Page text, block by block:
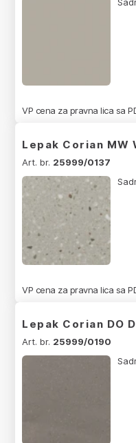
VP cena za pravna lica sa
Lepak Corian MW
Art. br. 25999/0137
VP cena za pravna lica sa
Lepak Corian DO
Art. br. 25999/0190